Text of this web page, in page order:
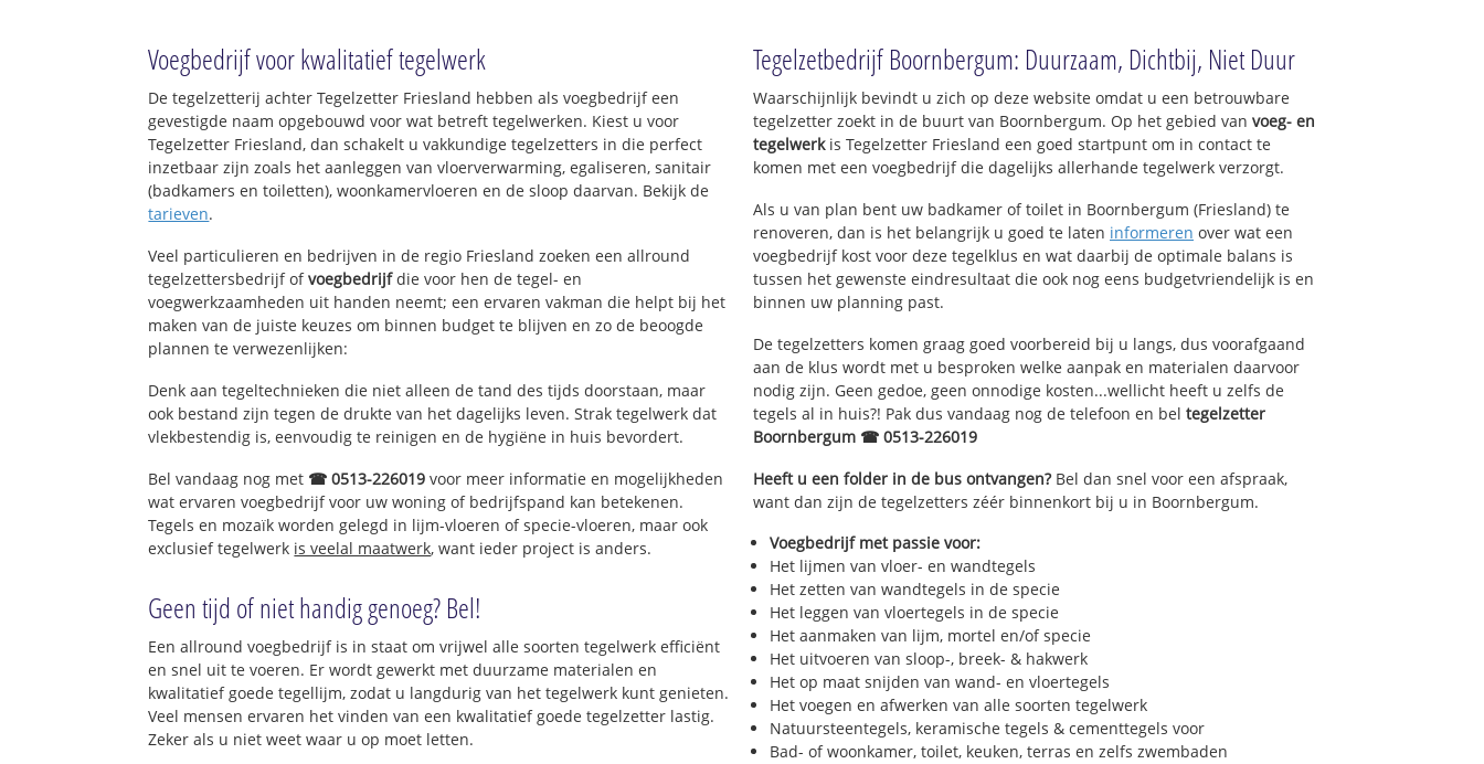
Voegbedrijf voor kwalitatief tegelwerk
De tegelzetterij achter Tegelzetter Friesland hebben als voegbedrijf een
gevestigde naam opgebouwd voor wat betreft tegelwerken. Kiest u voor
Tegelzetter Friesland, dan schakelt u vakkundige tegelzetters in die perfect
inzetbaar zijn zoals het aanleggen van vloerverwarming, egaliseren, sanitair
(badkamers en toiletten), woonkamervloeren en de sloop daarvan. Bekijk de
tarieven.
Veel particulieren en bedrijven in de regio Friesland zoeken een allround
tegelzettersbedrijf ofvoegbedrijfdie voor hen de tegel- en
voegwerkzaamheden uit handen neemt; een ervaren vakman die helpt bij het
maken van de juiste keuzes om binnen budget te blijven en zo de beoogde
plannen te verwezenlijken:
Denk aan tegeltechnieken die niet alleen de tand des tijds doorstaan, maar
ook bestand zijn tegen de drukte van het dagelijks leven. Strak tegelwerk dat
vlekbestendig is, eenvoudig te reinigen en de hygiëne in huis bevordert.
Bel vandaag nog met ☎ 0513-226019 voor meer informatie en mogelijkheden
wat ervaren voegbedrijf voor uw woning of bedrijfspand kan betekenen.
Tegels en mozaïk worden gelegd in lijm-vloeren of specie-vloeren, maar ook
exclusief tegelwerk is veelal maatwerk, want ieder project is anders.
Geen tijd of niet handig genoeg? Bel!
Een allround voegbedrijf is in staat om vrijwel alle soorten tegelwerk efficiënt
en snel uit te voeren. Er wordt gewerkt met duurzame materialen en
kwalitatief goede tegellijm, zodat u langdurig van het tegelwerk kunt genieten.
Veel mensen ervaren het vinden van een kwalitatief goede tegelzetter lastig.
Zeker als u niet weet waar u op moet letten.
Tegelzetbedrijf Boornbergum: Duurzaam, Dichtbij, Niet Duur
Waarschijnlijk bevindt u zich op deze website omdat u een betrouwbare
tegelzetter zoekt in de buurt van Boornbergum. Op het gebied van voeg- en
tegelwerkis Tegelzetter Friesland een goed startpunt om in contact te
komen met een voegbedrijf die dagelijks allerhande tegelwerk verzorgt.
Als u van plan bent uw badkamer of toilet in Boornbergum (Friesland) te
renoveren, dan is het belangrijk u goed te laten informeren over wat een
voegbedrijf kost voor deze tegelklus en wat daarbij de optimale balans is
tussen het gewenste eindresultaat die ook nog eens budgetvriendelijk is en
binnen uw planning past.
De tegelzetters komen graag goed voorbereid bij u langs, dus voorafgaand
aan de klus wordt met u besproken welke aanpak en materialen daarvoor
nodig zijn. Geen gedoe, geen onnodige kosten...wellicht heeft u zelfs de
tegels al in huis?! Pak dus vandaag nog de telefoon en bel tegelzetter
Boornbergum ☎ 0513-226019
Heeft u een folder in de bus ontvangen?Bel dan snel voor een afspraak,
want dan zijn de tegelzetters zéér binnenkort bij u in Boornbergum.
Voegbedrijf met passie voor:
Het lijmen van vloer- en wandtegels
Het zetten van wandtegels in de specie
Het leggen van vloertegels in de specie
Het aanmaken van lijm, mortel en/of specie
Het uitvoeren van sloop-, breek- & hakwerk
Het op maat snijden van wand- en vloertegels
Het voegen en afwerken van alle soorten tegelwerk
Natuursteentegels, keramische tegels & cementtegels voor
Bad- of woonkamer, toilet, keuken, terras en zelfs zwembaden